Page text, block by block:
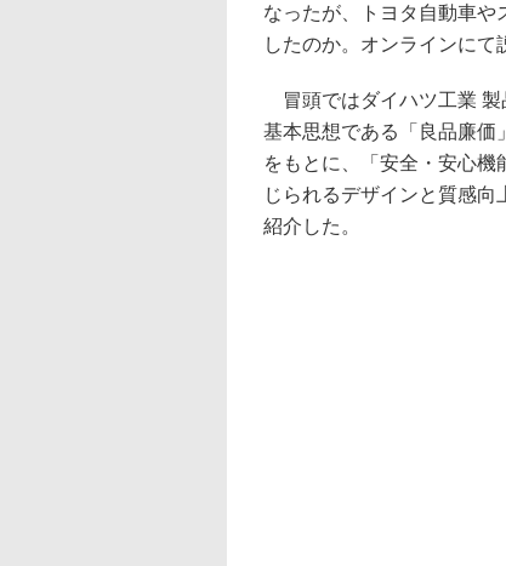
なったが、トヨタ自動車や
したのか。オンラインにて
冒頭ではダイハツ工業 製
基本思想である「良品廉価
をもとに、「安全・安心
じられるデザインと質感
紹介した。